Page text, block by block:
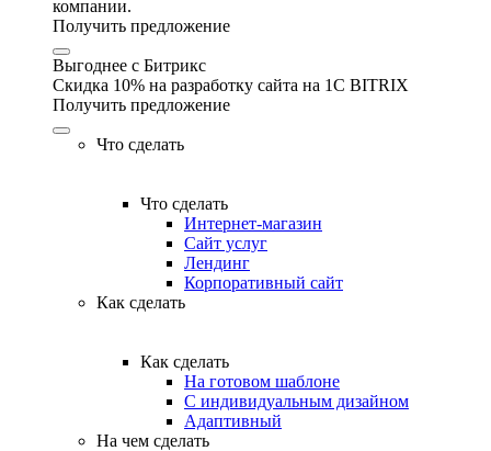
компании.
Получить предложение
Выгоднее с Битрикс
Скидка 10% на разработку сайта на 1C BITRIX
Получить предложение
Что сделать
Что сделать
Интернет-магазин
Сайт услуг
Лендинг
Корпоративный сайт
Как сделать
Как сделать
На готовом шаблоне
С индивидуальным дизайном
Адаптивный
На чем сделать